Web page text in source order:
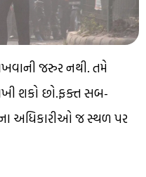
જરુર નથી. તમે
શકો છો.ફક્ત સબ-
અધિકારીઓ જ સ્થળ પર